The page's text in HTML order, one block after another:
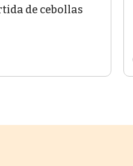
de cebollas